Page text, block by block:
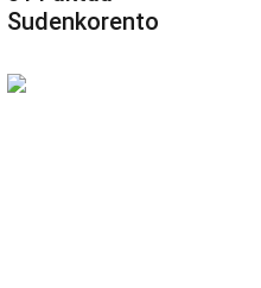
Sudenkorento